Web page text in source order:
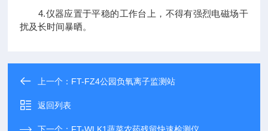
4.仪器应置于平稳的工作台上，不得有强烈电磁场干
扰及长时间暴晒。
上一个： FT-FZ4公园负氧离子监测站
返回列表